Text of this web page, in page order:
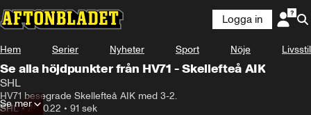
Logga in
Hem Serier Nyheter Sport Nöje Livsstil
Se alla höjdpunkter från HV71 - Skellefteå AIK
SHL
HV71 besegrade Skellefteå AIK med 3-2.
SHL•20.10.22 • 91 sek
Se mer